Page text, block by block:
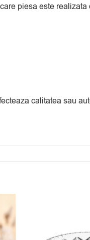
piesa este
calitatea sau